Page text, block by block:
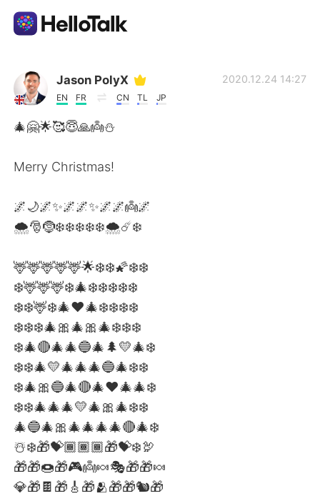
Language Exchange App
AI Grammar Checker
简体中文
Français Deutsch
日本語 한국어
Русский ไทย
Indonesia Italiano
Türkçe Tiếng Việt
Português
Jason PolyX
EN FR CN TL JP
2020.12.24 14:27
🎄🤗🌟🥰😇🙏👼⛄
Merry Christmas!
🌌🌙🌌✨🌌🌌✨🌌🌌👼🌌
🌨️🎅🤶❄️❄️❄️❄️❄️🌨️☄️❄️
🦌🦌🦌🦌🦌🌟❄️❄️🌠❄️❄️
❄️🦌🦌🦌❄️🎄❄️❄️❄️❄️❄️
❄️❄️🦌❄️🎄❤️🎄❄️❄️❄️❄️
❄️❄️❄️🎄🎀🎄🎀🎄❄️❄️❄️
❄️🎄🔴🎄🎄🔵🎄🌲💛🎄❄️
❄️❄️🎄💛🎄🎄🎄🔵🎄❄️❄️
❄️🎄🎀🔵🎄🔴🎄❤️🎄🎄❄️
❄️❄️🎄🎄🎄💛🎄🎀🎄❄️❄️
🎄🔵🎄🎀🎄🎄🎄🎄🔴🎄❄️
☃️❄️🎁💝🏾🏾🏾🎁💝❄️🦃
🎁🎁🍩🎁🎮👼🍬🎭🎁🎁🍬
💎🎁🍫🎁🎸🎁🫂🎁🎁🐿️🎁